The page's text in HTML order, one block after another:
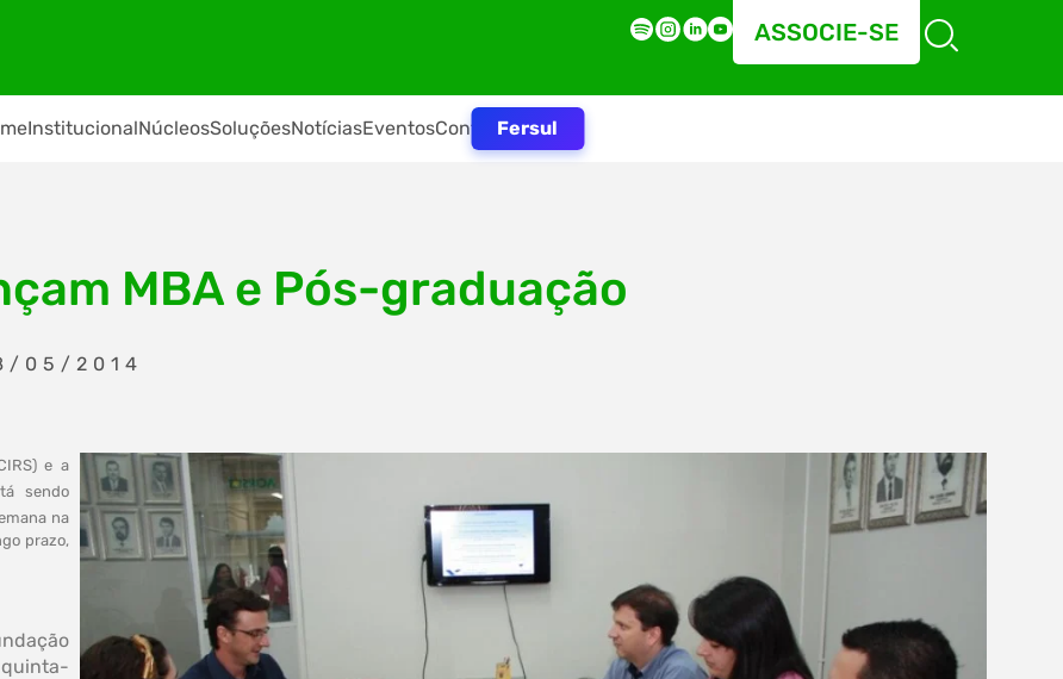
ASSOCIE-SE
InstitucionalNúcleosSoluçõesNotíciasEventosContatoFersul
MBA e Pós-graduação
05/2014
e a
sendo
na
prazo,